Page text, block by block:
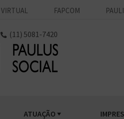
VIRTUAL FAPCOM
(11) 5081-7420
ATUAÇÃO